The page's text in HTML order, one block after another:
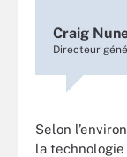
Craig
Directeur
Selon
la